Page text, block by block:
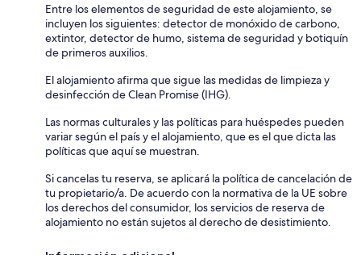
Entre los elementos de seguridad de este alojamiento, se
incluyen los siguientes: detector de monóxido de carbono,
extintor, detector de humo, sistema de seguridad y botiquín
de primeros auxilios.
El alojamiento afirma que sigue las medidas de limpieza y
desinfección de Clean Promise (IHG).
Las normas culturales y las políticas para huéspedes pueden
variar según el país y el alojamiento, que es el que dicta las
políticas que aquí se muestran.
Si cancelas tu reserva, se aplicará la política de cancelación de
tu propietario/a. De acuerdo con la normativa de la UE sobre
los derechos del consumidor, los servicios de reserva de
alojamiento no están sujetos al derecho de desistimiento.